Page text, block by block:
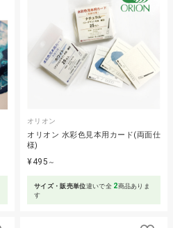
オリオン
オリオン 水彩色見本用カード(両面仕
様)
¥495 ～
サイズ・販売単位違いで全 2商品ありま
す